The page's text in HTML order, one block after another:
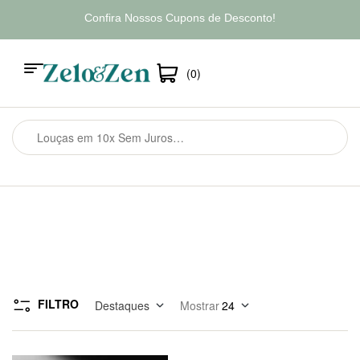
Confira Nossos Cupons de Desconto!
(0)
FILTRO Destaques Mostrar24